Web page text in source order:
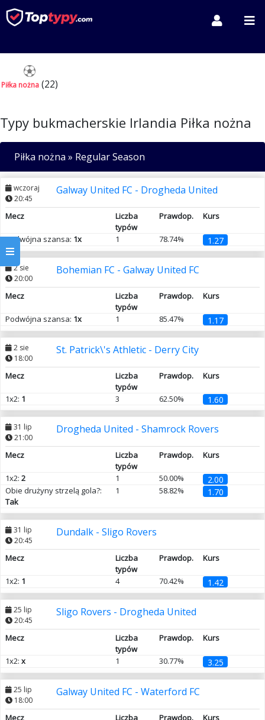
Piłka nożna (22)
Typy bukmacherskie Irlandia Piłka nożna
Piłka nożna » Regular Season
wczoraj
20:45
Galway United FC - Drogheda United
Mecz
Liczba
typów
Prawdop. Kurs
Podwójna szansa: 1x 1 78.74% 1.27
2 sie
20:00
Bohemian FC - Galway United FC
Mecz
Liczba
typów
Prawdop. Kurs
Podwójna szansa: 1x 1 85.47% 1.17
2 sie
18:00
St. Patrick\'s Athletic - Derry City
Mecz
Liczba
typów
Prawdop. Kurs
1x2: 1 3 62.50% 1.60
31 lip
21:00
Drogheda United - Shamrock Rovers
Mecz
Liczba
typów
Prawdop. Kurs
1x2: 2 1 50.00% 2.00
Obie drużyny strzelą gola?:
Tak
1 58.82% 1.70
31 lip
20:45
Dundalk - Sligo Rovers
Mecz
Liczba
typów
Prawdop. Kurs
1x2: 1 4 70.42% 1.42
25 lip
20:45
Sligo Rovers - Drogheda United
Mecz
Liczba
typów
Prawdop. Kurs
1x2: x 1 30.77% 3.25
25 lip
18:00
Galway United FC - Waterford FC
Mecz
Liczba
Prawdop. Kurs